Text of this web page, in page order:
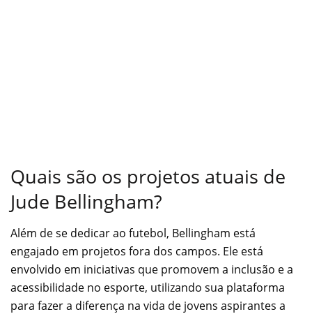
Quais são os projetos atuais de
Jude Bellingham?
Além de se dedicar ao futebol, Bellingham está
engajado em projetos fora dos campos. Ele está
envolvido em iniciativas que promovem a inclusão e a
acessibilidade no esporte, utilizando sua plataforma
para fazer a diferença na vida de jovens aspirantes a